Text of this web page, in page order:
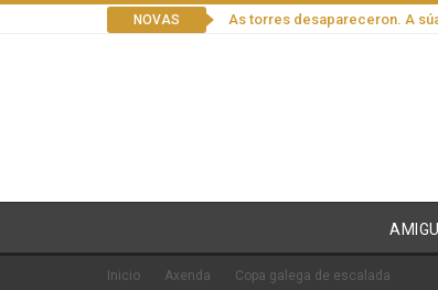
NOVAS As torres desapareceron. A
Inicio Axenda Copa galega de escalada